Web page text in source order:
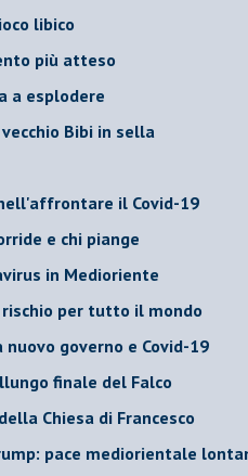
libico
più atteso
a esplodere
Bibi in sella
il Covid-19
e chi piange
in Medioriente
rischio per tutto il mondo
governo e Covid-19
finale del Falco
Chiesa di Francesco
pace mediorientale